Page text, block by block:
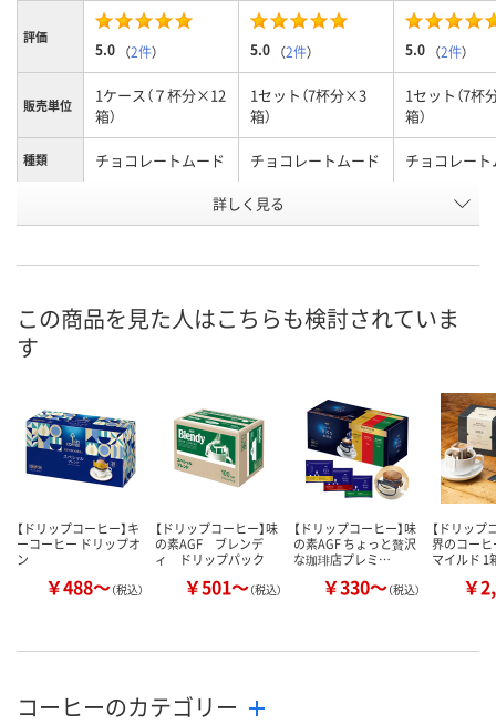
評価
5.0 （2件） 5.0 （2件） 5.0 （2件）
販売単位
1ケース（７杯分×12
箱）
1セット（7杯分×3
箱）
1セット（7杯
箱）
種類 チョコレートムード チョコレートムード チョコレー
NK21589 NK21603
お取り扱い終了しま
お取り扱い終了しま
お取り扱い終
詳しく見る
この商品を見た人はこちらも検討されていま
す
【ドリップコーヒー】キ
ーコーヒー ドリップオ
ン
￥488～（税込）
【ドリップコーヒー】味
の素AGF ブレンデ
ィ ドリップパック
￥501～（税込）
【ドリップコーヒー】味
の素AGF ちょっと贅沢
な珈琲店プレミ…
￥330～（税込）
【ドリップ
界のコー
マイルド 1
￥
コーヒーのカテゴリー